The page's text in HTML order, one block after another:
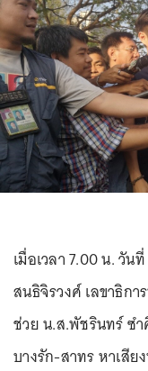
เมื่อเวลา 7.00 น. วั
สนธิจิรวงศ์ เลขาธิก
ช่วย น.ส.พัชรินทร์ ซ
บางรัก-สาทร หาเสี